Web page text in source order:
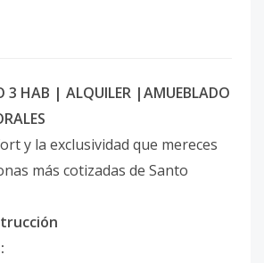
3 HAB | ALQUILER |AMUEBLADO
y la exclusividad que mereces
más cotizadas de Santo